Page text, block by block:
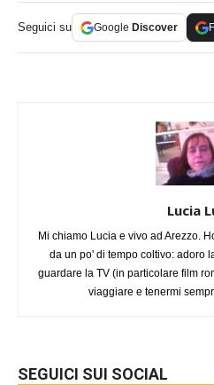
Seguici su Google Discover
Lucia
Mi chiamo Lucia e vivo ad Arezzo.
da un po' di tempo coltivo: adoro
guardare la TV (in particolare film
viaggiare e tenermi
SEGUICI SUI SOCIAL